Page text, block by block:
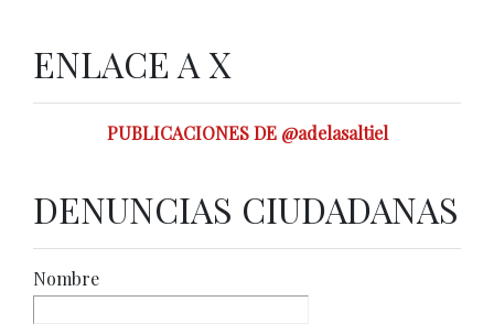
ENLACE A X
PUBLICACIONES DE @adelasaltiel
DENUNCIAS CIUDADANAS
Nombre